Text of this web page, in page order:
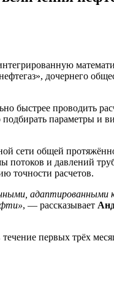
дочернего
быстрее проводить
параметры и
сети общей
и давлений
точности расчетов.
адаптированными
, — рассказывает
первых трёх